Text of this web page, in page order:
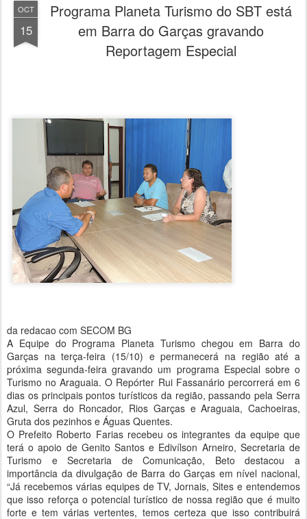
OCT
15
Programa Planeta Turismo do SBT está
em Barra do Garças gravando
Reportagem Especial
da redacao com SECOM BG
A Equipe do Programa Planeta Turismo chegou em Barra do
Garças na terça-feira (15/10) e permanecerá na região até a
próxima segunda-feira gravando um programa Especial sobre o
Turismo no Araguaia. O Repórter Rui Fassanário percorrerá em 6
dias os principais pontos turísticos da região, passando pela Serra
Azul, Serra do Roncador, Rios Garças e Araguaia, Cachoeiras,
Gruta dos pezinhos e Águas Quentes.
O Prefeito Roberto Farias recebeu os integrantes da equipe que
terá o apoio de Genito Santos e Edivílson Arneiro, Secretaria de
Turismo e Secretaria de Comunicação, Beto destacou a
importância da divulgação de Barra do Garças em nível nacional,
“Já recebemos várias equipes de TV, Jornais, Sites e entendemos
que isso reforça o potencial turístico de nossa região que é muito
forte e tem várias vertentes, temos certeza que isso contribuirá